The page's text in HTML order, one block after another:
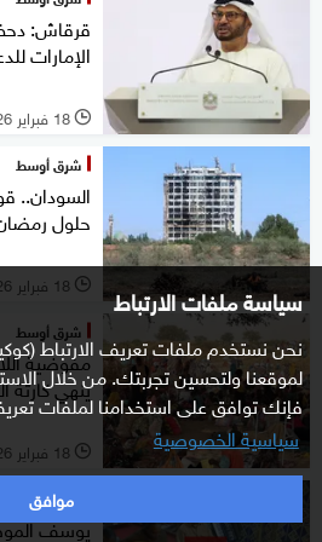
سياسة ملفات الارتباط
نحن نستخدم ملفات تعريف الارتباط
لموقعنا ولتحسين تجربتك. من خلال
فإنك توافق على استخدامنا لملفات
سياسية الخصوصية
موافق
قرقاش:
الإمارات
l 18 فبراير 2026
شرق أوسط
السودان..
حلول
l 18 فبراير 2026
شرق أوسط
مفوضية
ينهي كارثة
l 18 فبراير 2026
شرق أوسط
يوسف